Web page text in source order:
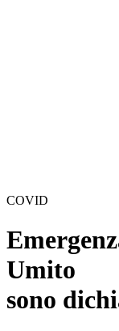
COVID
Umito
sono